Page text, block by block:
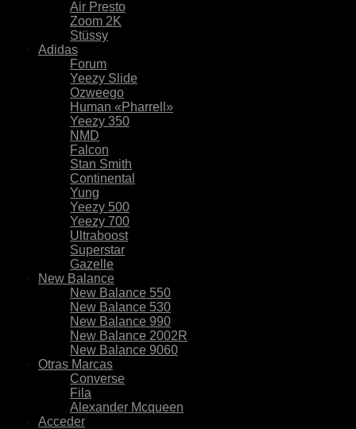
Air Presto
Zoom 2K
Stüssy
Adidas
Forum
Yeezy Slide
Ozweego
Human «Pharrell»
Yeezy 350
NMD
Falcon
Stan Smith
Continental
Yung
Yeezy 500
Yeezy 700
Ultraboost
Superstar
Gazelle
New Balance
New Balance 550
New Balance 530
New Balance 990
New Balance 2002R
New Balance 9060
Otras Marcas
Converse
Fila
Alexander Mcqueen
Acceder